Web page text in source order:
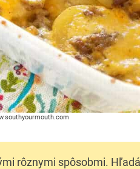
rôznymi spôsobmi.